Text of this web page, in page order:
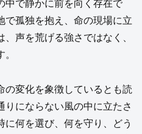
中で静かに前を向く存在で
で孤独を抱え、命の現場に立
声を荒げる強さではなく、
の変化を象徴しているとも読
にならない風の中に立たさ
何を選び、何を守り、どう